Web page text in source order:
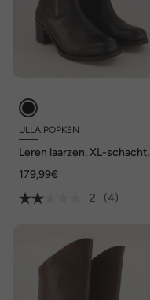
ULLA POPKEN
Leren laarzen, XL-schacht,
H
179,99€
2
(4)